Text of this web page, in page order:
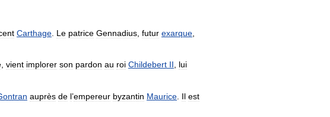
Carthage Le patrice Gennadius futur exarque
, vient implorer son pardon au roi Childebert II, lui
auprès de l’empereur byzantin Maurice Il est